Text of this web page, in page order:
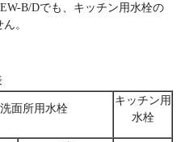
B/Dでも、キッチン用水栓の
。
洗面所用水栓
キッチン用
水栓